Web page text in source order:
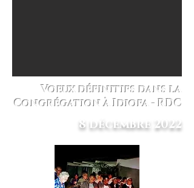
Voeux définitifs dans la
Congrégation à Idiofa - RDC
8 décembre 2022